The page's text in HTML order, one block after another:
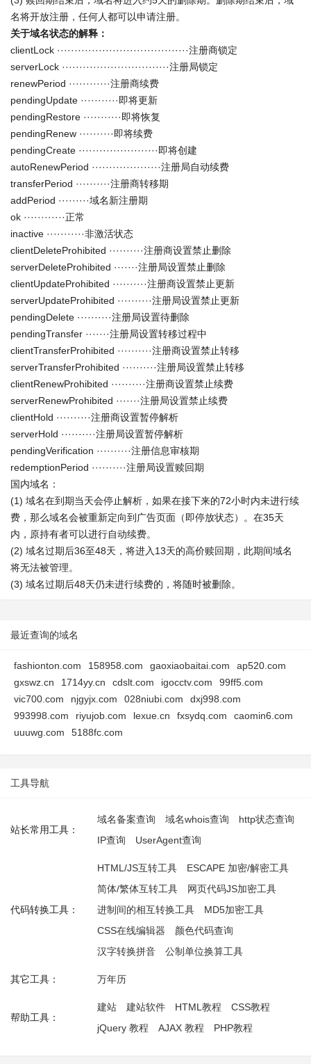
名将开放注册，任何人都可以申请注册。
关于域名状态的解释：
clientLock ······································注册商锁定
serverLock ·······························注册局锁定
renewPeriod ············注册商续费
pendingUpdate ···········即将更新
pendingRestore ···········即将恢复
pendingRenew ··········即将续费
pendingCreate ·······················即将创建
autoRenewPeriod ····················注册局自动续费
transferPeriod ··········注册商转移期
addPeriod ·········域名新注册期
ok ············正常
inactive ···········非激活状态
clientDeleteProhibited ··········注册商设置禁止删除
serverDeleteProhibited ·······注册局设置禁止删除
clientUpdateProhibited ··········注册商设置禁止更新
serverUpdateProhibited ··········注册局设置禁止更新
pendingDelete ··········注册局设置待删除
pendingTransfer ·······注册局设置转移过程中
clientTransferProhibited ··········注册商设置禁止转移
serverTransferProhibited ··········注册局设置禁止转移
clientRenewProhibited ··········注册商设置禁止续费
serverRenewProhibited ·······注册局设置禁止续费
clientHold ··········注册商设置暂停解析
serverHold ··········注册局设置暂停解析
pendingVerification ··········注册信息审核期
redemptionPeriod ··········注册局设置赎回期
国内域名：
(1) 域名在到期当天会停止解析，如果在接下来的72小时内未进行续
费，那么域名会被重新定向到广告页面（即停放状态）。在35天
内，原持有者可以进行自动续费。
(2) 域名过期后36至48天，将进入13天的高价赎回期，此期间域名
将无法被管理。
(3) 域名过期后48天仍未进行续费的，将随时被删除。
最近查询的域名
fashionton.com 158958.com gaoxiaobaitai.com
ap520.com
gxswz.cn
1714yy.cn cdslt.com igocctv.com
99ff5.com
vic700.com
njgyjx.com 028niubi.com
dxj998.com
993998.com
riyujob.com lexue.cn fxsydq.com
caomin6.com
uuuwg.com
5188fc.com
工具导航
站长常用工具：
域名备案查询 域名whois查询
http状态查询
IP查询
UserAgent查询
代码转换工具：
HTML/JS互转工具
ESCAPE 加密/解密工具
简体/繁体互转工具
网页代码JS加密工具
进制间的相互转换工具
MD5加密工具
CSS在线编辑器
颜色代码查询
汉字转换拼音
公制单位换算工具
其它工具： 万年历
帮助工具：
建站 建站软件 HTML教程
CSS教程
jQuery 教程
AJAX 教程 PHP教程